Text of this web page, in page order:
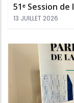
51ᵉ Session de
13 JUILLET 2026